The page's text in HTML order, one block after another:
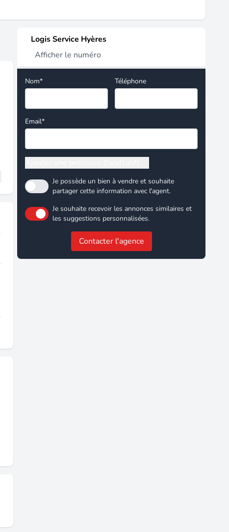
Logis Service Hyères
Afficher le numéro
Nom* Téléphone
Email*
Je possède un bien à vendre et souhaite
partager cette information avec l'agent.
Je souhaite recevoir les annonces similaires et
les suggestions personnalisées.
Contacter l'agence